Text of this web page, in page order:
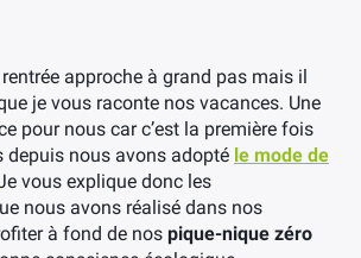
approche à grand pas mais il
je vous raconte nos vacances. Une
pour nous car c’est la première fois
depuis nous avons adopté le mode de
vous explique donc les
nous avons réalisé dans nos
à fond de nos pique-nique zéro